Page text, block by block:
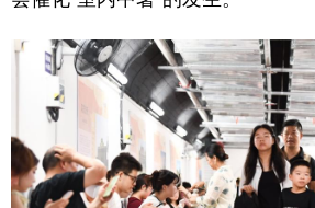
Deutsch Português